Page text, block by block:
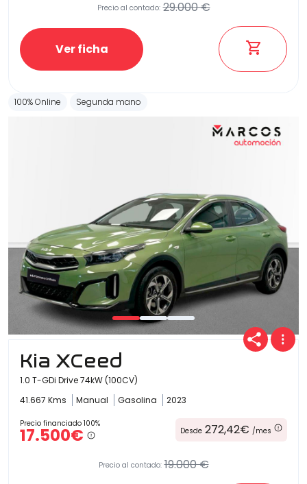
Precio al contado: 29.000 €
Ver ficha
100% Online Segunda mano
Kia XCeed
1.0 T-GDi Drive 74kW (100CV)
41.667 Kms
Manual Gasolina 2023
Precio financiado 100%
17.500€ Desde 272,42€ /mes
Precio al contado: 19.000 €